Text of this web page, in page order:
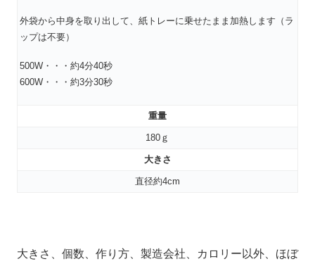
外袋から中身を取り出して、紙トレーに乗せたまま加熱します（ラ
ップは不要）
500W・・・約4分40秒
600W・・・約3分30秒
重量
180ｇ
大きさ
直径約4cm
大きさ、個数、作り方、製造会社、カロリー以外、ほぼ